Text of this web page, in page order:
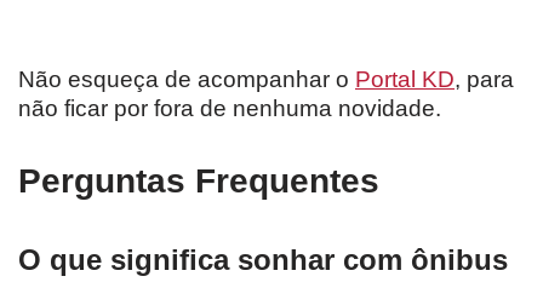
Não esqueça de acompanhar o Portal KD, para
não ficar por fora de nenhuma novidade.
Perguntas Frequentes
O que significa sonhar com ônibus